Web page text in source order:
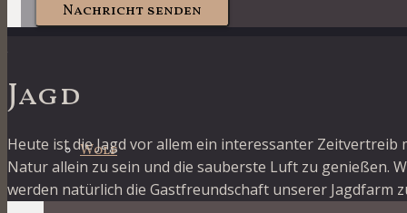
Auerhahn
Wolf
Nachricht senden
Jagd
Heute ist die Jagd vor allem ein interessanter Zeitvertreib
Natur allein zu sein und die sauberste Luft zu genießen.
werden natürlich die Gastfreundschaft unserer Jagdfarm